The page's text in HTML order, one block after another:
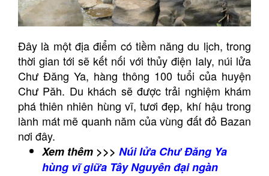
Đây là một địa điểm có tiềm năng du lịch, trong
thời gian tới sẽ kết nối với thủy điện Ialy, núi lửa
Chư Đăng Ya, hàng thông 100 tuổi của huyện
Chư Păh. Du khách sẽ được trải nghiệm khám
phá thiên nhiên hùng vĩ, tươi đẹp, khí hậu trong
lành mát mẽ quanh năm của vùng đất đỏ Bazan
nơi đây.
Xem thêm >>> Núi lửa Chư Đăng Ya
hùng vĩ giữa Tây Nguyên đại ngàn